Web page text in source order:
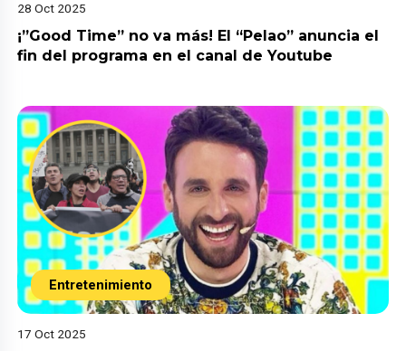
28 Oct 2025
¡”Good Time” no va más! El “Pelao” anuncia el
fin del programa en el canal de Youtube
Entretenimiento
17 Oct 2025